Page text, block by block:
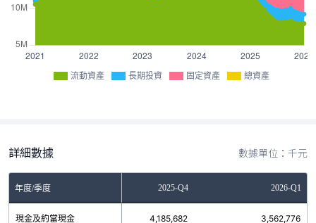
流動資產 長期投資 固定資產 總資產
詳細數據 數據單位：千元
年度/季度2025-Q3 2025-Q4 2026-Q1
現金及約當現金
3,824,170 4,185,682 3,562,776